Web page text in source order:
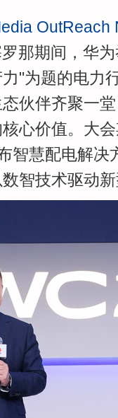
OutReach
那期间，华
"为题的电力
伙伴齐聚一
心价值。大
智慧配电解决
智技术驱动